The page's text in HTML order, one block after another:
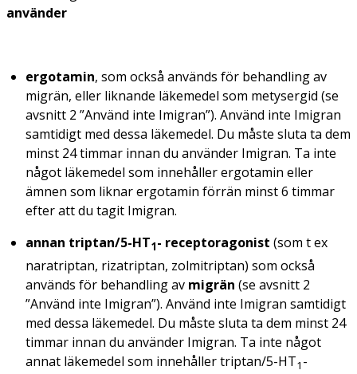
använder
ergotamin, som också används för behandling av
migrän, eller liknande läkemedel som metysergid (se
avsnitt 2 ”Använd inte Imigran”). Använd inte Imigran
samtidigt med dessa läkemedel. Du måste sluta ta dem
minst 24 timmar innan du använder Imigran. Ta inte
något läkemedel som innehåller ergotamin eller
ämnen som liknar ergotamin förrän minst 6 timmar
efter att du tagit Imigran.
annan triptan/5-HT1- receptoragonist (som t ex
naratriptan, rizatriptan, zolmitriptan) som också
används för behandling av migrän (se avsnitt 2
”Använd inte Imigran”). Använd inte Imigran samtidigt
med dessa läkemedel. Du måste sluta ta dem minst 24
timmar innan du använder Imigran. Ta inte något
annat läkemedel som innehåller triptan/5-HT1 -